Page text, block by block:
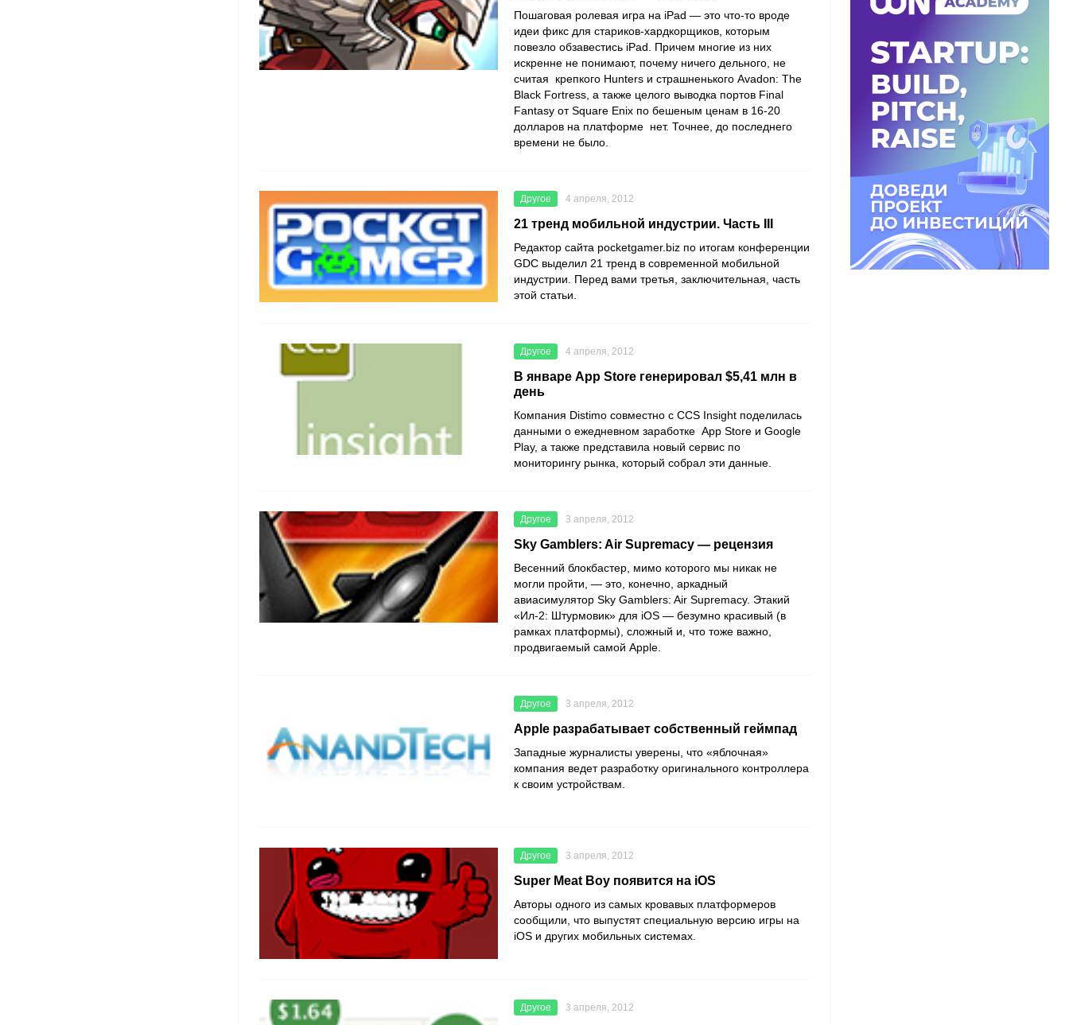
Пошаговая ролевая игра на iPad — это что-то вроде
идеи фикс для стариков-хардкорщиков, которым
повезло обзавестись iPad. Причем многие из них
искренне не понимают, почему ничего дельного, не
считая крепкого Hunters и страшненького Avadon: The
Black Fortress, а также целого выводка портов Final
Fantasy от Square Enix по бешеным ценам в 16-20
долларов на платформе нет. Точнее, до последнего
времени не было.
Другое 4 апреля, 2012
21 тренд мобильной индустрии. Часть III
Редактор сайта pocketgamer.biz по итогам конференции
GDC выделил 21 тренд в современной мобильной
индустрии. Перед вами третья, заключительная, часть
этой статьи.
Другое 4 апреля, 2012
В январе App Store генерировал $5,41 млн в
день
Компания Distimo совместно с CCS Insight поделилась
данными о ежедневном заработке App Store и Google
Play, а также представила новый сервис по
мониторингу рынка, который собрал эти данные.
Другое 3 апреля, 2012
Sky Gamblers: Air Supremacy — рецензия
Весенний блокбастер, мимо которого мы никак не
могли пройти, — это, конечно, аркадный
авиасимулятор Sky Gamblers: Air Supremacy. Этакий
«Ил-2: Штурмовик» для iOS — безумно красивый (в
рамках платформы), сложный и, что тоже важно,
продвигаемый самой Apple.
Другое 3 апреля, 2012
Apple разрабатывает собственный геймпад
Западные журналисты уверены, что «яблочная»
компания ведет разработку оригинального контроллера
к своим устройствам.
Другое 3 апреля, 2012
Super Meat Boy появится на iOS
Авторы одного из самых кровавых платформеров
сообщили, что выпустят специальную версию игры на
iOS и других мобильных системах.
Другое 3 апреля, 2012